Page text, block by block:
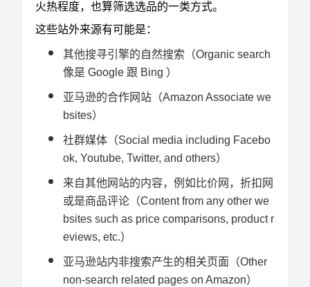
火热程度，也算筛选选品的一类方式。
这些站外来源有可能是：
其他搜寻引擎的自然搜索（Organic search
像是 Google 跟 Bing ）
亚马逊的合作网站（Amazon Associate we
bsites）
社群媒体（Social media including Facebo
ok, Youtube, Twitter, and others）
来自其他网站的内容，例如比价网，折扣网
或是商品评论（Content from any other we
bsites such as price comparisons, product r
eviews, etc.）
亚马逊站内非搜索产生的相关页面（Other
non-search related pages on Amazon）